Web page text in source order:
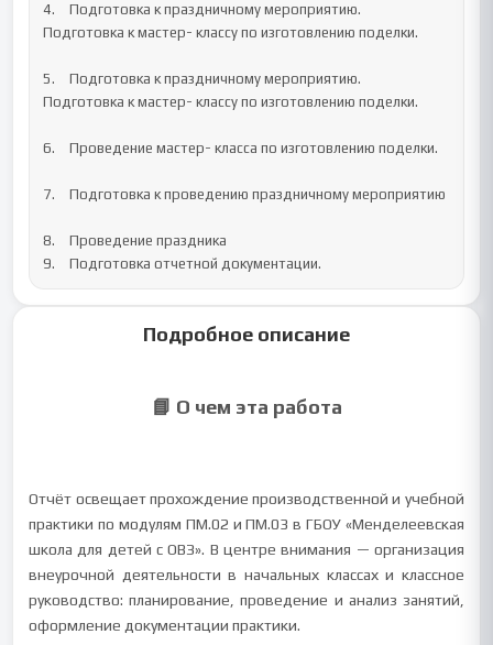
4.	Подготовка к праздничному мероприятию.
Подготовка к мастер- классу по изготовлению поделки.
5.	Подготовка к праздничному мероприятию.
Подготовка к мастер- классу по изготовлению поделки.
6.	Проведение мастер- класса по изготовлению поделки.
7.	Подготовка к проведению праздничному мероприятию
8.	Проведение праздника
9.	Подготовка отчетной документации.
Подробное описание
📘 О чем эта работа
Отчёт освещает прохождение производственной и учебной
практики по модулям ПМ.02 и ПМ.03 в ГБОУ «Менделеевская
школа для детей с ОВЗ». В центре внимания — организация
внеурочной деятельности в начальных классах и классное
руководство: планирование, проведение и анализ занятий,
оформление документации практики.